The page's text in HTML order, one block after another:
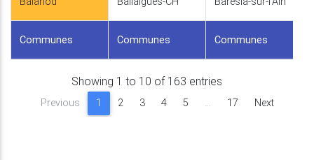
Communes Communes Communes
Showing 1 to 10 of 163 entries
Previous 1 2 3 4 5 … 17 Next